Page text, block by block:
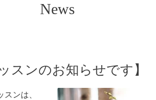
News
スンのお知らせです】
ンは、